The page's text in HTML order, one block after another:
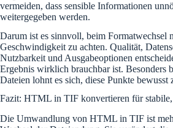
vermeiden, dass sensible Informationen
weitergegeben werden.
Darum ist es sinnvoll, beim Formatwechsel
Geschwindigkeit zu achten. Qualität,
Nutzbarkeit und Ausgabeoptionen
Ergebnis wirklich brauchbar ist. Besonders
Dateien lohnt es sich, diese Punkte bewusst
Fazit: HTML in TIF konvertieren für
Die Umwandlung von HTML in TIF ist